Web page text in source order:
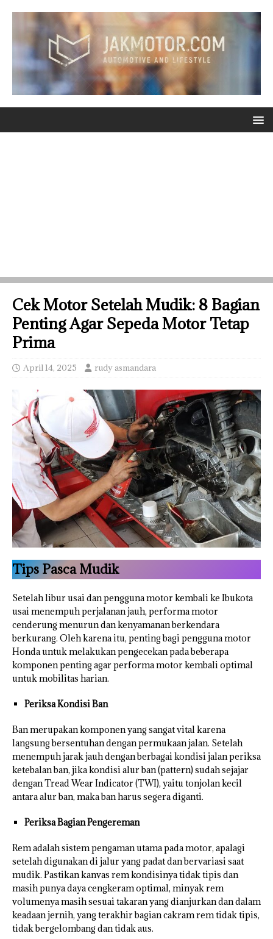
Cek Motor Setelah Mudik: 8 Bagian
Penting Agar Sepeda Motor Tetap
Prima
April 14, 2025 rudy asmandara
Tips Pasca Mudik
Setelah libur usai dan pengguna motor kembali ke Ibukota
usai menempuh perjalanan jauh, performa motor
cenderung menurun dan kenyamanan berkendara
berkurang. Oleh karena itu, penting bagi pengguna motor
Honda untuk melakukan pengecekan pada beberapa
komponen penting agar performa motor kembali optimal
untuk mobilitas harian.
Periksa Kondisi Ban
Ban merupakan komponen yang sangat vital karena
langsung bersentuhan dengan permukaan jalan. Setelah
menempuh jarak jauh dengan berbagai kondisi jalan periksa
ketebalan ban, jika kondisi alur ban (pattern) sudah sejajar
dengan Tread Wear Indicator (TWI), yaitu tonjolan kecil
antara alur ban, maka ban harus segera diganti.
Periksa Bagian Pengereman
Rem adalah sistem pengaman utama pada motor, apalagi
setelah digunakan di jalur yang padat dan bervariasi saat
mudik. Pastikan kanvas rem kondisinya tidak tipis dan
masih punya daya cengkeram optimal, minyak rem
volumenya masih sesuai takaran yang dianjurkan dan dalam
keadaan jernih, yang terakhir bagian cakram rem tidak tipis,
tidak bergelombang dan tidak aus.